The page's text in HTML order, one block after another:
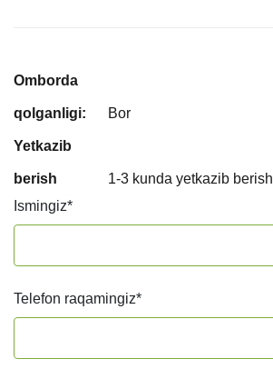
Omborda
qolganligi: Bor
Yetkazib
berish
1-3 kunda yetkazib berish
Ismingiz*
Telefon raqamingiz*